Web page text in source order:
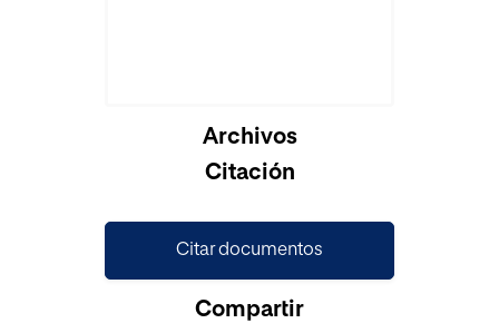
Archivos
Citación
Citar documentos
Compartir